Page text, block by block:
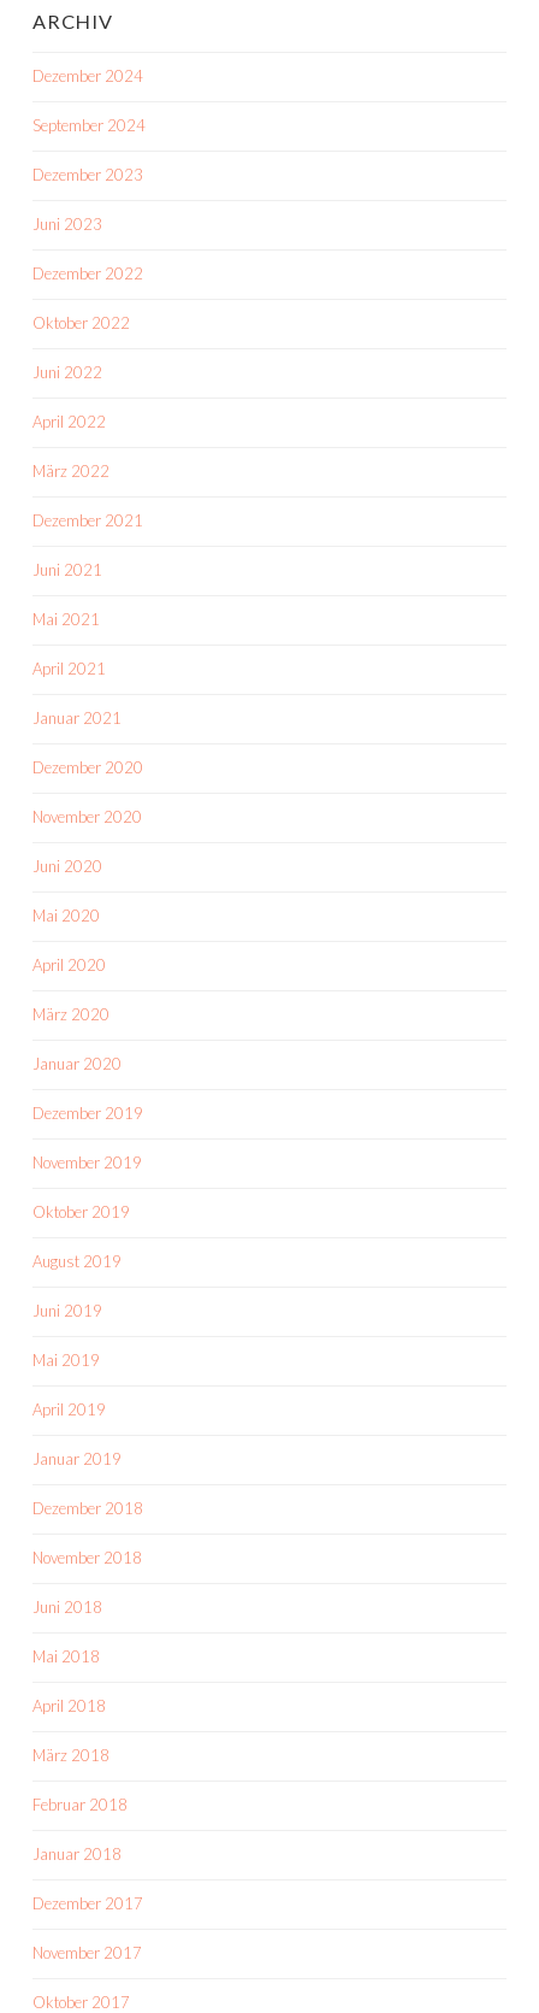
ARCHIV
Dezember 2024
September 2024
Dezember 2023
Juni 2023
Dezember 2022
Oktober 2022
Juni 2022
April 2022
März 2022
Dezember 2021
Juni 2021
Mai 2021
April 2021
Januar 2021
Dezember 2020
November 2020
Juni 2020
Mai 2020
April 2020
März 2020
Januar 2020
Dezember 2019
November 2019
Oktober 2019
August 2019
Juni 2019
Mai 2019
April 2019
Januar 2019
Dezember 2018
November 2018
Juni 2018
Mai 2018
April 2018
März 2018
Februar 2018
Januar 2018
Dezember 2017
November 2017
Oktober 2017